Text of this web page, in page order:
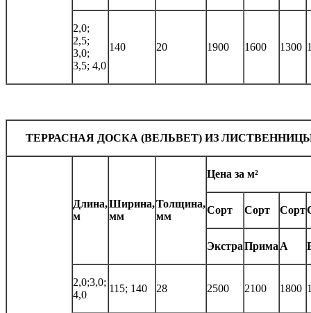
2,0;
2,5;
3,0;
3,5; 4,0
140 20 1900 1600 1300
ТЕРРАСНАЯ ДОСКА (ВЕЛЬВЕТ) ИЗ
Длина,
м
Ширина,
мм
Толщина,
мм
Цена за м²
Сорт Сорт Сорт
ЭкстраПрима А
2,0;3,0;
4,0
115; 140 28 2500 2100 1800